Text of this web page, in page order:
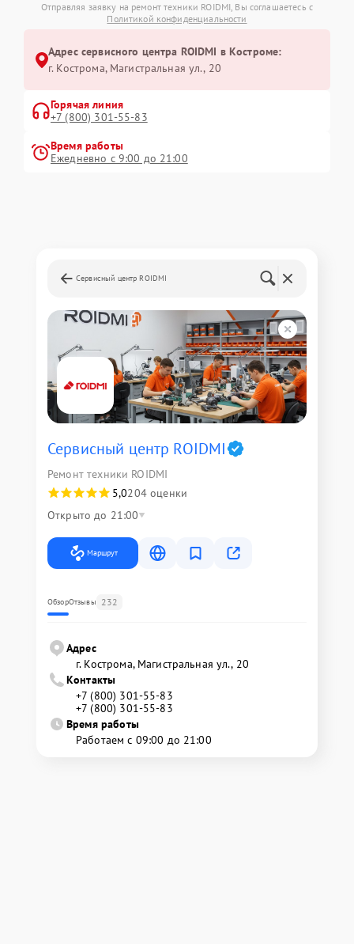
Отправляя заявку на ремонт техники ROIDMI, Вы соглашаетесь с
Политикой конфиденциальности
Адрес сервисного центра ROIDMI в Костроме:
г. Кострома, Магистральная ул., 20
Горячая линия
+7 (800) 301-55-83
Время работы
Ежедневно с 9:00 до 21:00
Сервисный центр ROIDMI
Сервисный центр ROIDMI
Ремонт техники ROIDMI
5,0204 оценки
Открыто до 21:00
Маршрут
ОбзорОтзывы 232
Адрес
г. Кострома, Магистральная ул., 20
Контакты
+7 (800) 301-55-83
+7 (800) 301-55-83
Время работы
Работаем с 09:00 до 21:00